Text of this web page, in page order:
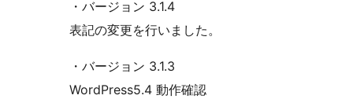
・バージョン 3.1.4
表記の変更を行いました。
・バージョン 3.1.3
WordPress5.4 動作確認